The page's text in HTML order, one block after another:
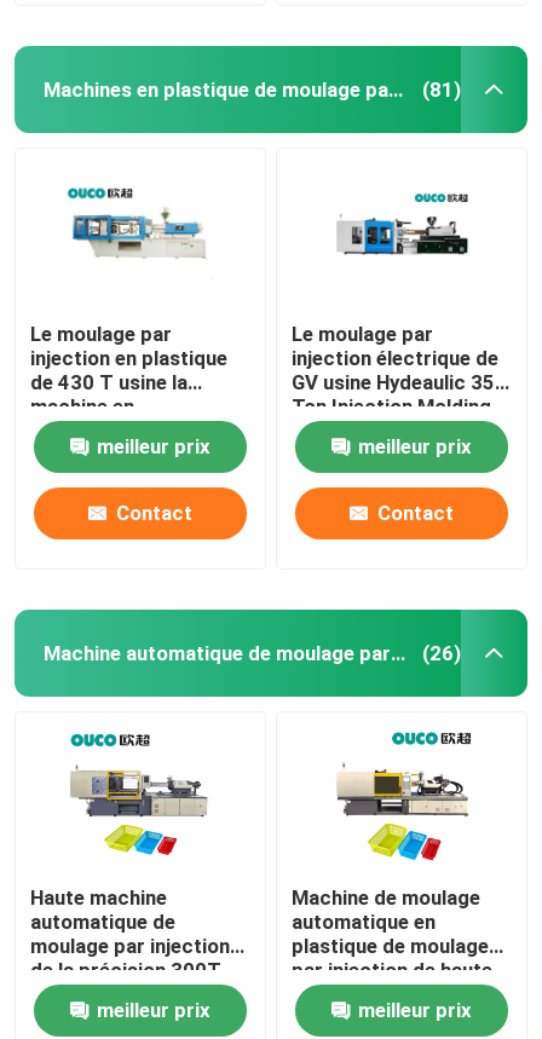
Produits
Visite d'usine
Contactez-nous
Demandez une citation
Machines en plastique de moulage par injection (81)
Le moulage par
injection en plastique
de 430 T usine la
machine en
caoutchouc de
moulage par injection
de seau
meilleur prix
Contact
Le moulage par
injection électrique de
GV usine Hydeaulic 350
Ton Injection Molding
Machine
meilleur prix
Contact
Machine automatique de moulage par injection (26)
Haute machine
automatique de
moulage par injection
de la précision 300T
avec le guide linéaire
meilleur prix
Machine de moulage
automatique en
plastique de moulage
par injection de haute
précision de PVC
meilleur prix